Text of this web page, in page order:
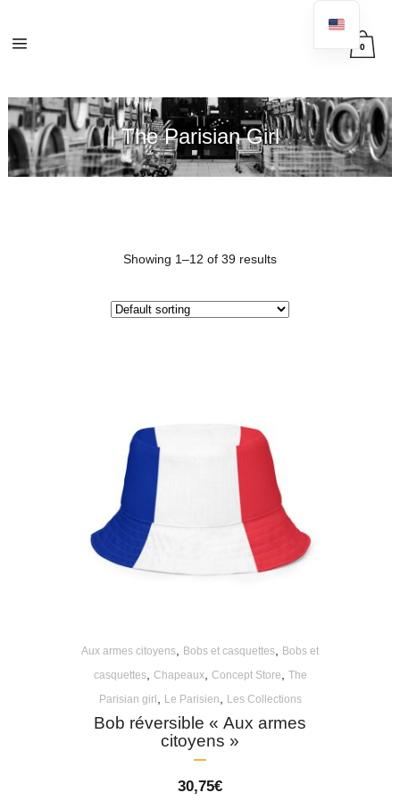
0
The Parisian Girl
Showing 1–12 of 39 results
Aux armes citoyens Bobs et casquettes
Bobs et
casquettes, Chapeaux, Concept Store
The
Parisian girl
Le Parisien Les Collections
Bob réversible « Aux armes
citoyens »
30,75€